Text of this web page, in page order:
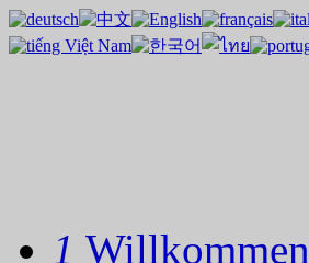
1 Willkommen